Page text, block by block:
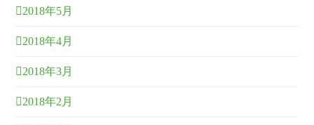
2018年5月
2018年4月
2018年3月
2018年2月